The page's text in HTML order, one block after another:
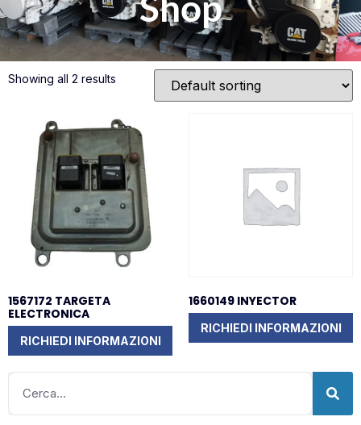
Showing all 2 results
1567172 TARGETA
ELECTRONICA
RICHIEDI INFORMAZIONI
1660149 INYECTOR
RICHIEDI INFORMAZIONI